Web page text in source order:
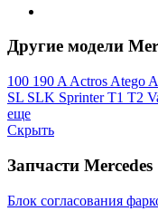
Другие модели
100 190 A Actros Atego
SL SLK SprinterT1 T2
еще
Скрыть
Запчасти Mercedes
Блок согласования